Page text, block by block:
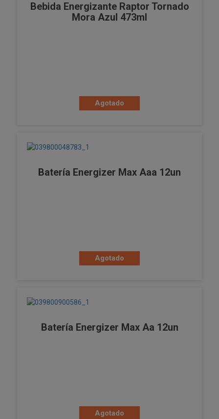
Bebida Energizante Raptor Tornado
Mora Azul 473ml
Agotado
Batería Energizer Max Aaa 12un
Agotado
Batería Energizer Max Aa 12un
Agotado